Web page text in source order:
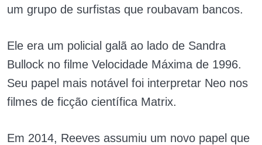
um grupo de surfistas que roubavam bancos.
Ele era um policial galã ao lado de Sandra
Bullock no filme Velocidade Máxima de 1996.
Seu papel mais notável foi interpretar Neo nos
filmes de ficção científica Matrix.
Em 2014, Reeves assumiu um novo papel que